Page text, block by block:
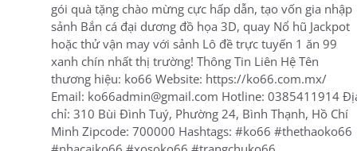
gói quà tặng chào mừng cực hấp dẫn, tạo vốn gia nhập
sảnh Bắn cá đại dương đồ họa 3D, quay Nổ hũ Jackpot
hoặc thử vận may với sảnh Lô đề trực tuyến 1 ăn 99
xanh chín nhất thị trường! Thông Tin Liên Hệ Tên
thương hiệu: ko66 Website: https://ko66.com.mx/
Email: ko66admin@gmail.com Hotline: 0385411914
chỉ: 310 Bùi Đình Tuý, Phường 24, Bình Thạnh, Hồ Chí
Minh Zipcode: 700000 Hashtags: #ko66 #thethaoko66